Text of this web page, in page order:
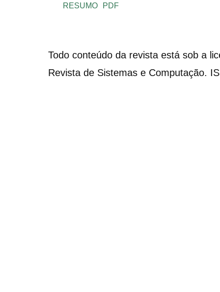
RESUMO PDF
Todo conteúdo da revista está sob a
Revista de Sistemas e Computação.